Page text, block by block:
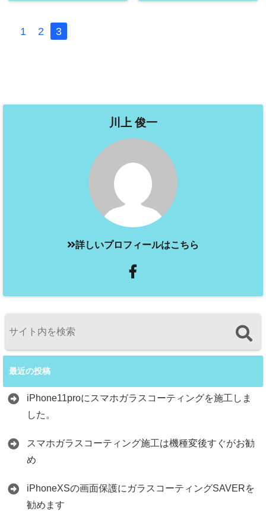
1 2 3
川上 俊一
詳しいプロフィールはこちら
最近の投稿
iPhone11proにスマホガラスコーティングを施工しま
した。
スマホガラスコーティング施工は機種変後すぐがお勧
め
iPhoneXSの画面保護にガラスコーティングSAVERを
勧めます